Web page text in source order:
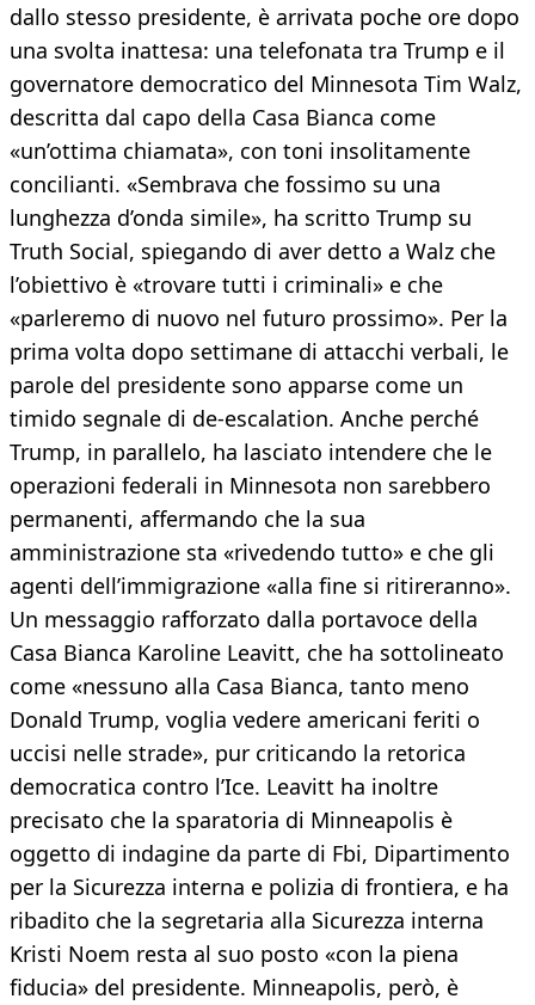
dallo stesso presidente, è arrivata poche ore dopo
una svolta inattesa: una telefonata tra Trump e il
governatore democratico del Minnesota Tim Walz,
descritta dal capo della Casa Bianca come
«un’ottima chiamata», con toni insolitamente
concilianti. «Sembrava che fossimo su una
lunghezza d’onda simile», ha scritto Trump su
Truth Social, spiegando di aver detto a Walz che
l’obiettivo è «trovare tutti i criminali» e che
«parleremo di nuovo nel futuro prossimo». Per la
prima volta dopo settimane di attacchi verbali, le
parole del presidente sono apparse come un
timido segnale di de-escalation. Anche perché
Trump, in parallelo, ha lasciato intendere che le
operazioni federali in Minnesota non sarebbero
permanenti, affermando che la sua
amministrazione sta «rivedendo tutto» e che gli
agenti dell’immigrazione «alla fine si ritireranno».
Un messaggio rafforzato dalla portavoce della
Casa Bianca Karoline Leavitt, che ha sottolineato
come «nessuno alla Casa Bianca, tanto meno
Donald Trump, voglia vedere americani feriti o
uccisi nelle strade», pur criticando la retorica
democratica contro l’Ice. Leavitt ha inoltre
precisato che la sparatoria di Minneapolis è
oggetto di indagine da parte di Fbi, Dipartimento
per la Sicurezza interna e polizia di frontiera, e ha
ribadito che la segretaria alla Sicurezza interna
Kristi Noem resta al suo posto «con la piena
fiducia» del presidente. Minneapolis, però, è